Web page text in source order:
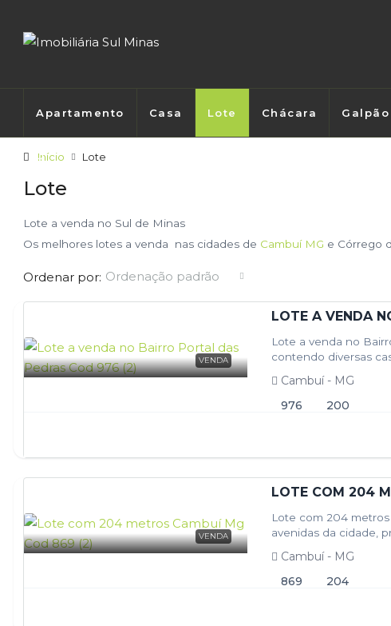
Apartamento Casa Lote Chácara Galpão
Início Lote
Lote
Lote a venda no Sul de Minas
Os melhores lotes a venda nas cidades de Cambuí MG e Córrego
Ordenar por: Ordenação padrão
VENDA
LOTE A VENDA
Lote a venda no
contendo diversas
Cambuí - MG
976
200
VENDA
LOTE COM 204
Lote com 204
avenidas da cidade,
Cambuí - MG
869
204